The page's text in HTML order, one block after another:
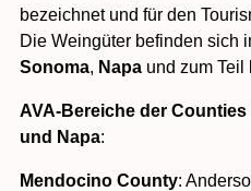
bezeichnet und für den
Die Weingüter befinden sich
Sonoma, Napaund zum Teil
AVA-Bereiche der
und Napa:
Mendocino County: